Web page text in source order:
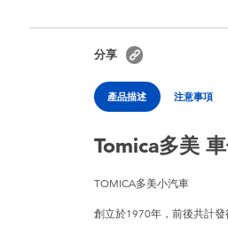
分享
產品描述 注意事項
Tomica多美
TOMICA多美小汽車
創立於1970年，前後共計